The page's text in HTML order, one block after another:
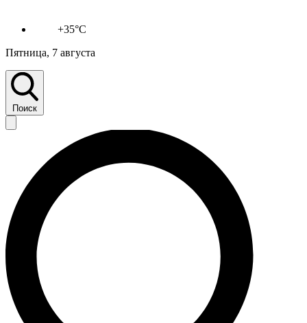
+35°C
Пятница, 7 августа
Поиск